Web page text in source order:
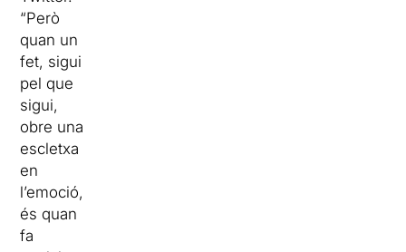
“Però
quan un
fet, sigui
pel que
sigui,
obre una
escletxa
en
l’emoció,
és quan
fa